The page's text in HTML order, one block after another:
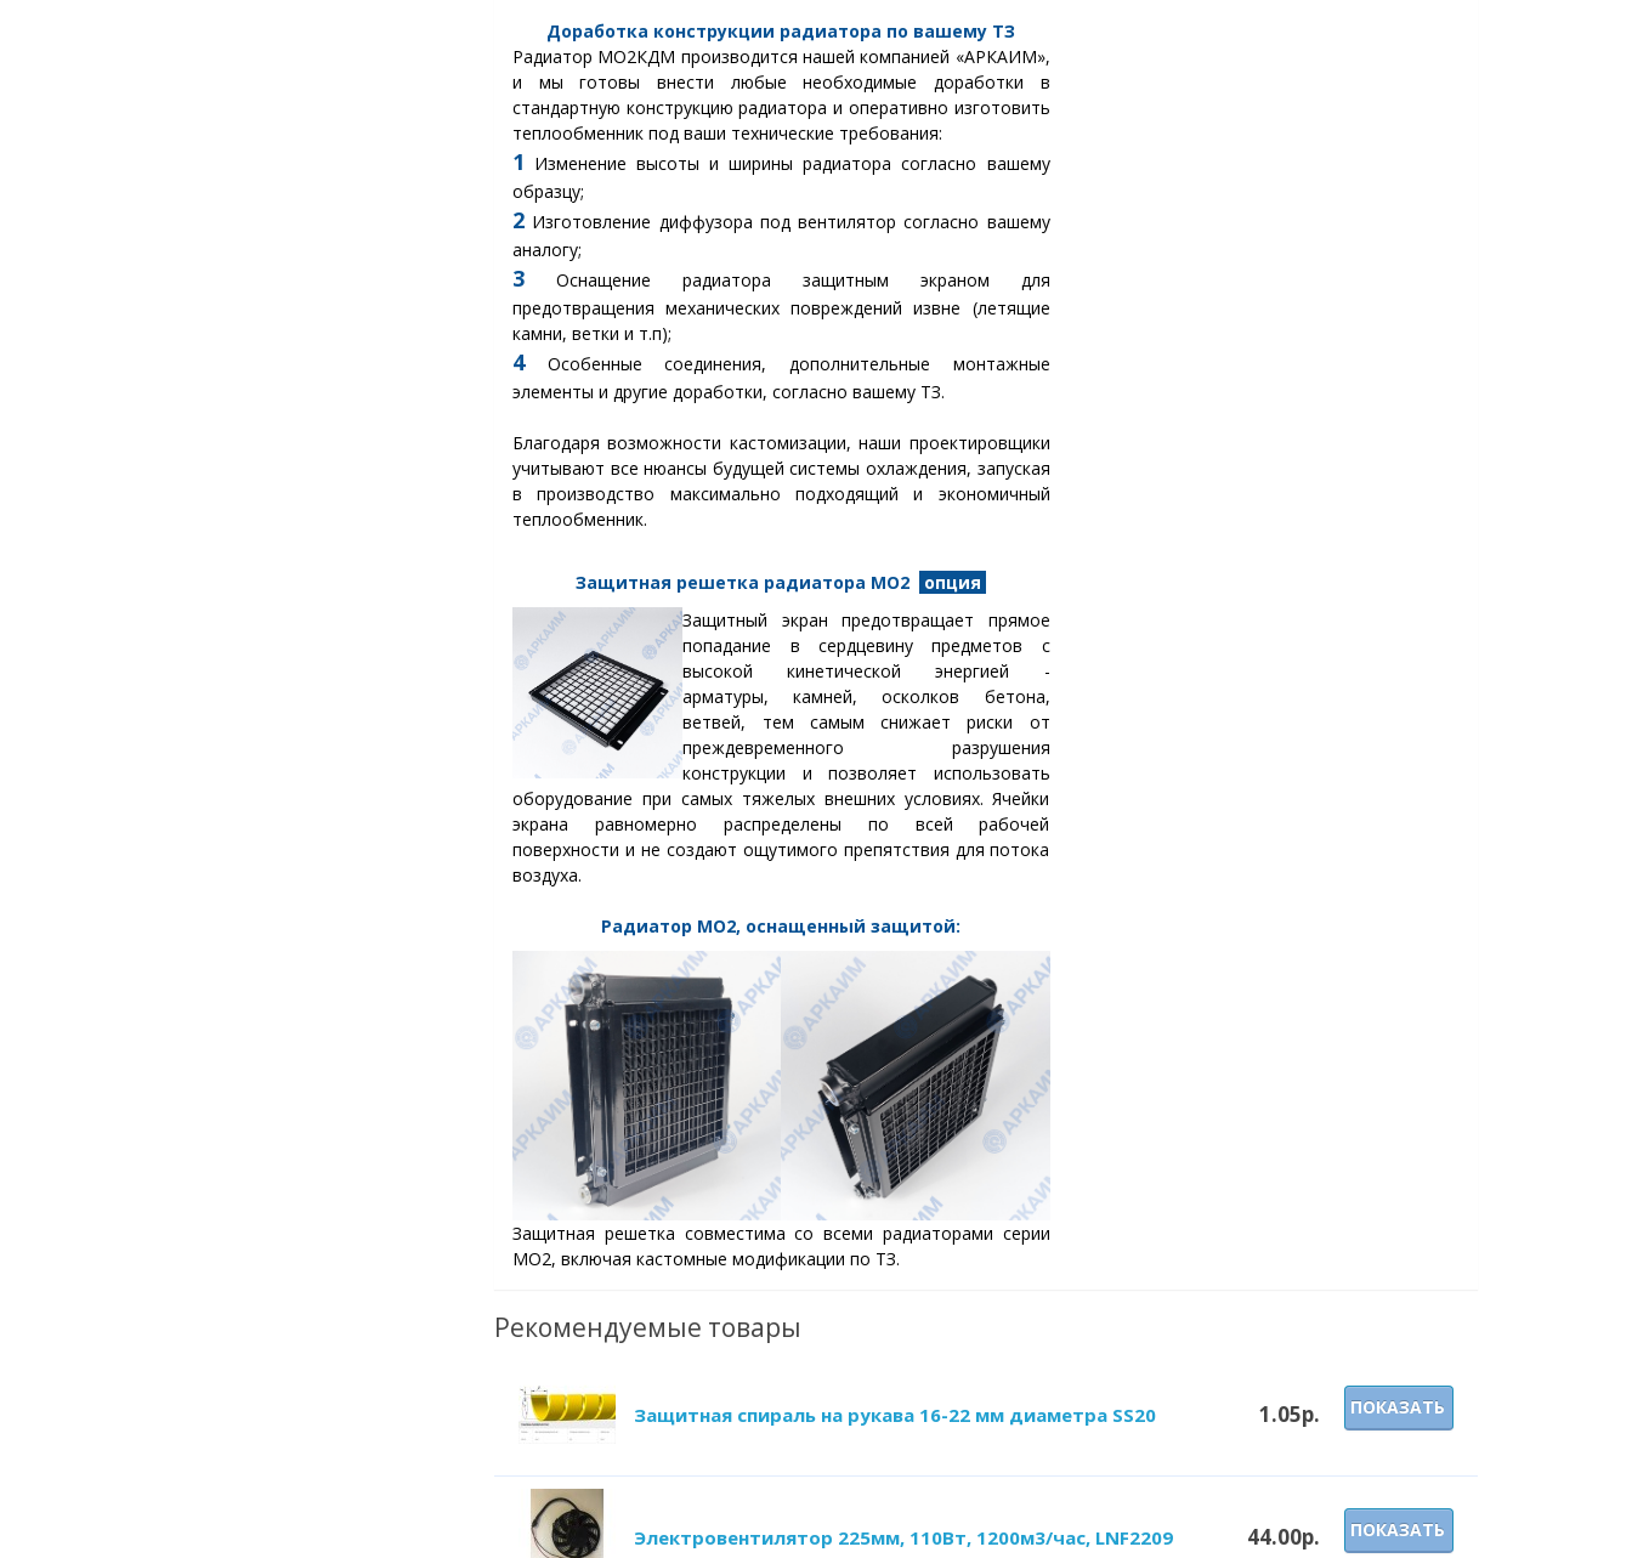
Доработка конструкции радиатора по вашему ТЗ
Радиатор МО2КДМ производится нашей компанией «АРКАИМ»,
и мы готовы внести любые необходимые доработки в
стандартную конструкцию радиатора и оперативно изготовить
теплообменник под ваши технические требования:
1 Изменение высоты и ширины радиатора согласно вашему
образцу;
2 Изготовление диффузора под вентилятор согласно вашему
аналогу;
3 Оснащение радиатора защитным экраном для
предотвращения механических повреждений извне (летящие
камни, ветки и т.п);
4Особенные соединения, дополнительные монтажные
элементы и другие доработки, согласно вашему ТЗ.
Благодаря возможности кастомизации, наши проектировщики
учитывают все нюансы будущей системы охлаждения, запуская
в производство максимально подходящий и экономичный
теплообменник.
Защитная решетка радиатора МО2
опция
Защитный экран предотвращает прямое
попадание в сердцевину предметов с
высокой кинетической энергией -
арматуры, камней, осколков бетона,
ветвей, тем самым снижает риски от
преждевременного разрушения
конструкции и позволяет использовать
оборудование при самых тяжелых внешних условиях. Ячейки
экрана равномерно распределены по всей рабочей
поверхности и не создают ощутимого препятствия для потока
воздуха.
Радиатор МО2, оснащенный защитой:
Защитная решетка совместима со всеми радиаторами серии
МО2, включая кастомные модификации по ТЗ.
Рекомендуемые товары
Защитная спираль на рукава 16-22 мм диаметра SS20 1.05р. ПОКАЗАТЬ
Электровентилятор 225мм, 110Вт, 1200м3/час, LNF2209 44.00р. ПОКАЗАТЬ